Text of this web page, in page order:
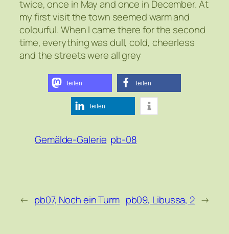
twice, once in May and once in December. At
my first visit the town seemed warm and
colourful. When I came there for the second
time, everything was dull, cold, cheerless
and the streets were all grey
teilen teilen
teilen
Gemälde-Galerie pb-08
← pb07, Noch ein Turm pb09, Libussa, 2 →